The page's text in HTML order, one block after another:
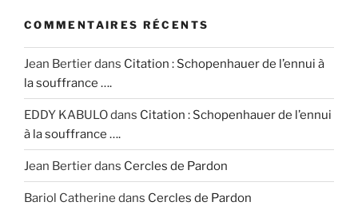
COMMENTAIRES RÉCENTS
Jean Bertierdans Citation : Schopenhauer de l’ennui à
la souffrance ….
EDDY KABULOdans Citation : Schopenhauer de l’ennui
à la souffrance ….
Jean Bertierdans Cercles de Pardon
Bariol Catherine dans Cercles de Pardon